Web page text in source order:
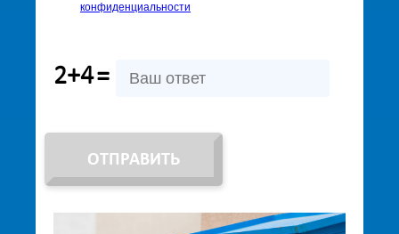
конфиденциальности
2+4=
ОТПРАВИТЬ